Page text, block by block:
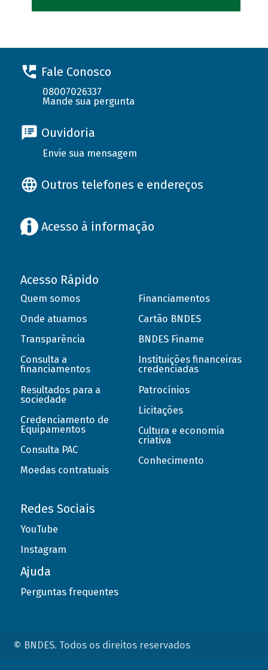
Fale Conosco
08007026337
Mande sua pergunta
Ouvidoria
Envie sua mensagem
Outros telefones e endereços
Acesso à informação
Acesso Rápido
Quem somos
Onde atuamos
Transparência
Consulta a
financiamentos
Resultados para a
sociedade
Credenciamento de
Equipamentos
Consulta PAC
Moedas contratuais
Financiamentos
Cartão BNDES
BNDES Finame
Instituições financeiras
credenciadas
Patrocínios
Licitações
Cultura e economia
criativa
Conhecimento
Redes Sociais
YouTube
Instagram
Ajuda
Perguntas frequentes
© BNDES. Todos os direitos reservados